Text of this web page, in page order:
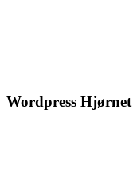
Wordpress Hjørnet